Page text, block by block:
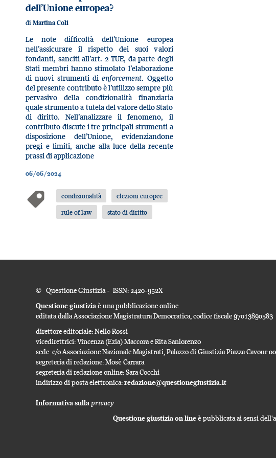
dell’Unione europea?
di Martina Coli
Le note difficoltà dell’Unione europea
nell’assicurare il rispetto dei suoi valori
fondanti, sanciti all’art. 2 TUE, da parte degli
Stati membri hanno stimolato l’elaborazione
di nuovi strumenti dienforcement. Oggetto
del presente contributo è l’utilizzo sempre più
pervasivo della condizionalità finanziaria
quale strumento a tutela del valore dello Stato
di diritto. Nell’analizzare il fenomeno, il
contributo discute i tre principali strumenti a
disposizione dell’Unione, evidenziandone
pregi e limiti, anche alla luce della recente
prassi di applicazione
06/06/2024
condizionalità
elezioni europee
rule of law
stato di diritto
© Questione Giustizia - ISSN: 2420-952X
Questione giustiziaè una pubblicazione online
editata dalla Associazione Magistratura Democratica, codice fiscale 97013890583
direttore editoriale: Nello Rossi
vicedirettrici: Vincenza (Ezia) Maccora e Rita Sanlorenzo
sede: c/o Associazione Nazionale Magistrati, Palazzo di Giustizia Piazza Cavour
segreteria di redazione: Mosè Carrara
segreteria di redazione online: Sara Cocchi
indirizzo di posta elettronica:redazione@questionegiustizia.it
Informativa sullaprivacy
Questione giustizia on lineè pubblicata ai sensi